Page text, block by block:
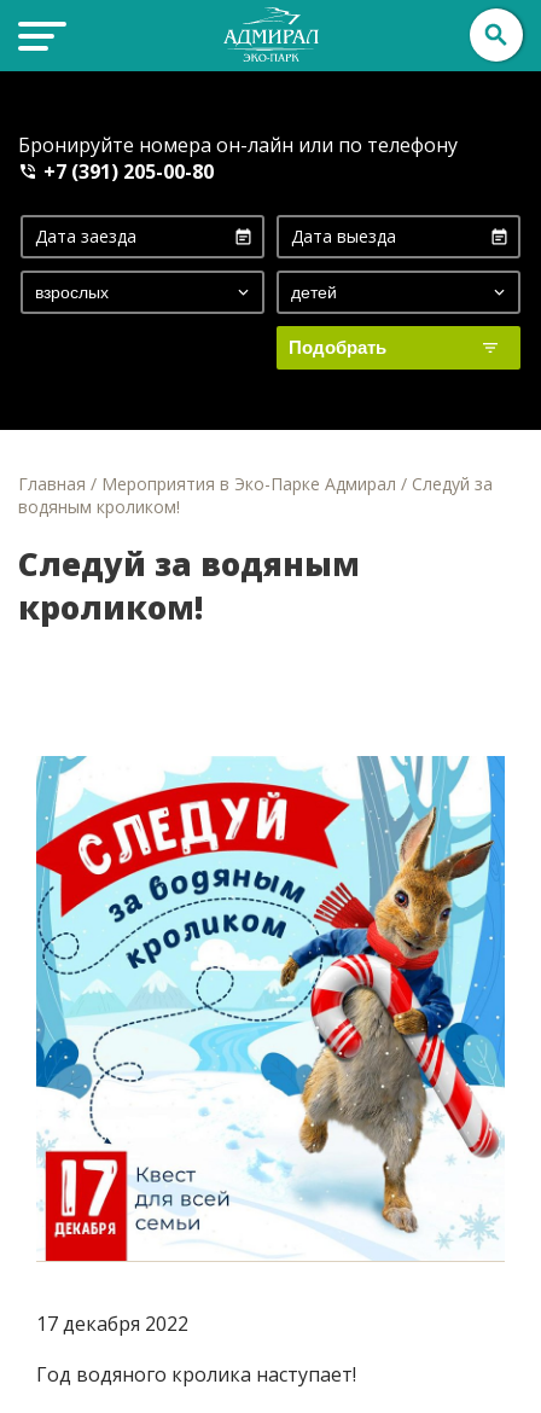
Адмирал
Бронируйте номера он-лайн или по телефону
+7 (391) 205-00-80
Подобрать
Главная / Мероприятия в Эко-Парке Адмирал / Следуй за
водяным кроликом!
Следуй за водяным
кроликом!
17 декабря 2022
Год водяного кролика наступает!